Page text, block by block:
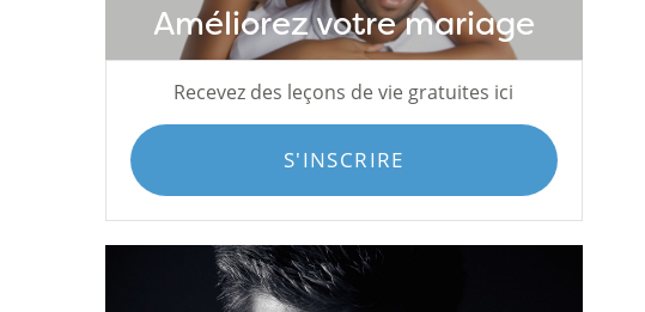
Améliorez votre mariage
Recevez des leçons de vie gratuites ici
S'INSCRIRE